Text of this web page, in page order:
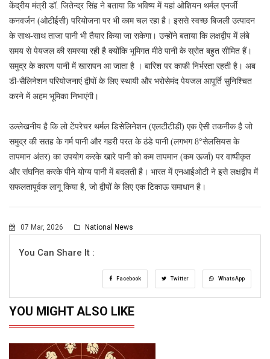
केंद्रीय मंत्री डॉ. जितेन्द्र सिंह ने बताया कि भविष्य में यहां ओशियन थर्मल एनर्जी
कनवर्जन (ओटीईसी) परियोजना पर भी काम चल रहा है। इससे स्वच्छ बिजली उत्पादन
के साथ-साथ ताजा पानी भी तैयार किया जा सकेगा। उन्होंने बताया कि लक्षद्वीप में लंबे
समय से पेयजल की समस्या रही है क्योंकि भूमिगत मीठे पानी के स्रोत बहुत सीमित हैं।
समुद्र के कारण पानी में खारापन आ जाता है । बारिश पर काफी निर्भरता रहती है। अब
डी-सैलिनेशन परियोजनाएं द्वीपों के लिए स्थायी और भरोसेमंद पेयजल आपूर्ति सुनिश्चित
करने में अहम भूमिका निभाएंगी।
उल्लेखनीय है कि लो टेंपरेचर थर्मल डिसेलिनेशन (एलटीटीडी) एक ऐसी तकनीक है जो
समुद्र की सतह के गर्म पानी और गहरी परत के ठंडे पानी (लगभग 8°सेलसियस के
तापमान अंतर) का उपयोग करके खारे पानी को कम तापमान (कम ऊर्जा) पर वाष्पीकृत
और संघनित करके पीने योग्य पानी में बदलती है। भारत में एनआईओटी ने इसे लक्षद्वीप में
सफलतापूर्वक लागू किया है, जो द्वीपों के लिए एक टिकाऊ समाधान है।
07 Mar, 2026 National News
You Can Share It :
Facebook Twitter WhatsApp
YOU MIGHT ALSO LIKE